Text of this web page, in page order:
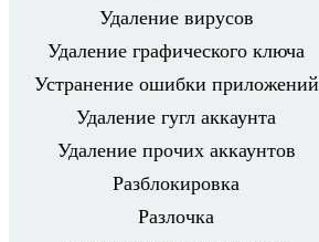
Уда­ле­ние вирусов
Уда­ле­ние гра­фи­че­ского ключа
Устра­не­ние ошибки приложений
Уда­ле­ние гугл аккаунта
Уда­ле­ние про­чих аккаунтов
Раз­бло­ки­ровка
Раз­лочка